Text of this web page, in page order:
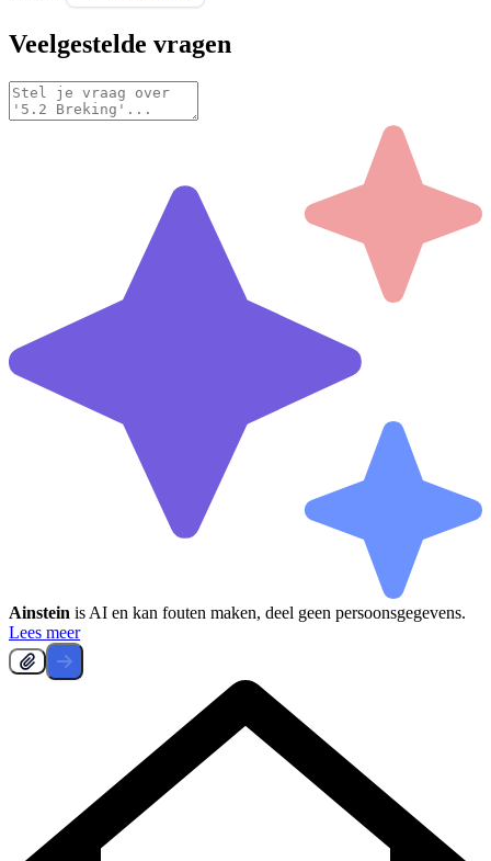
Veelgestelde vragen
Ainstein is AI en kan fouten maken, deel geen persoonsgegevens.
Lees meer